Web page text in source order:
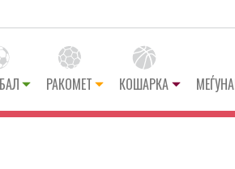
РАКОМЕТ КОШАРКА